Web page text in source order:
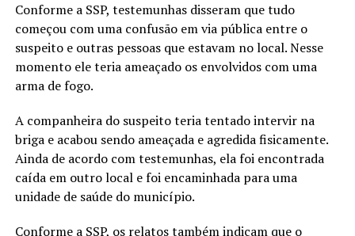
Conforme a SSP, testemunhas disseram que tudo
começou com uma confusão em via pública entre o
suspeito e outras pessoas que estavam no local. Nesse
momento ele teria ameaçado os envolvidos com uma
arma de fogo.
A companheira do suspeito teria tentado intervir na
briga e acabou sendo ameaçada e agredida fisicamente.
Ainda de acordo com testemunhas, ela foi encontrada
caída em outro local e foi encaminhada para uma
unidade de saúde do município.
Conforme a SSP, os relatos também indicam que o